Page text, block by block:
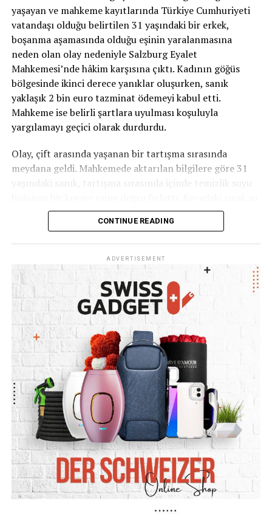
kaldıklarını söyledi. Gönüllülerin anlatımına göre grup,
verilen yönlendirmeleri takip etti ve sonunda Mario’yu
tarif edilen bölgedeki çalılıkların arasında sağ buldu.
Ancak medyumun çocuğun bulunmasındaki rolüne
ilişkin anlatımın aramaya katılan gönüllülerin
ifadelerine dayandığını özellikle belirtmek gerekiyor.
Medyumluk yoluyla kayıp kişilerin yerinin
belirlenebildiğini ortaya koyan bilimsel olarak kabul
Kesin olan ise 3 yaşındaki Mario’nun yaklaşık 33 saat
Kaynak: Nový Čas
yaşayan ve mahkeme kayıtlarında Türkiye Cumhuriyeti
vatandaşı olduğu belirtilen 31 yaşındaki bir erkek,
boşanma aşamasında olduğu eşinin yaralanmasına
neden olan olay nedeniyle Salzburg Eyalet
Mahkemesi’nde hâkim karşısına çıktı. Kadının göğüs
bölgesinde ikinci derece yanıklar oluşurken, sanık
yaklaşık 2 bin euro tazminat ödemeyi kabul etti.
Mahkeme ise belirli şartlara uyulması koşuluyla
yargılamayı geçici olarak durdurdu.
Olay, çift arasında yaşanan bir tartışma sırasında
meydana geldi. Mahkemede aktarılan bilgilere göre 31
yaşındaki sanık, tartışma sırasında içinde temizlik suyu
kadının üzerine döküldü.
bölgesinde ikinci derece yanıklara maruz kaldı.
“Suyun sıcak olduğunu bilmiyordum”
Sanık mahkemede kovadaki suyun sıcak olduğunu
bilmediğini savundu. Suyun sıcak olduğunu fark ettiğinde
kendisinin de büyük şaşkınlık yaşadığını söyleyen adam,
olayın hemen ardından sağlık ekiplerini aradığını
belirtti.
Boşanma sürecindeki çiftin ortak bir çocuğunun
bulunduğu bildirildi. Sanık duruşmada eyleminin
sorumluluğunu üstlendi ve eşinin yaşadığı yaralanma
nedeniyle yaklaşık 2 bin euro tazminat ödemeyi kabul
etti.
Hâkim: “Size son bir şans veriyoruz”
Mahkeme, sanığın kovadaki suyun sıcak olduğunu
bilmediğine ilişkin savunmasını inandırıcı buldu. Hâkim,
CONTINUE READING
ADVERTISEMENT